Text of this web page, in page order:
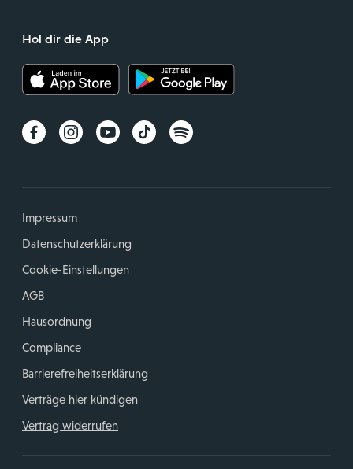
Hol dir die App
Impressum
Datenschutzerklärung
Cookie-Einstellungen
AGB
Hausordnung
Compliance
Barrierefreiheitserklärung
Verträge hier kündigen
Vertrag widerrufen